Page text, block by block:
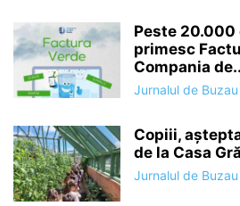
Peste 20.000
primesc
Compania
Jurnalul de Buzau
Copiii,
de la Casa
Jurnalul de Buzau